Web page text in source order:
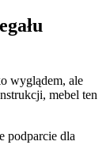
wyglądem, ale
mebel ten
podparcie dla